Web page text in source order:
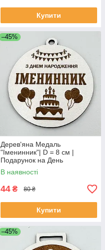
Купити
–45%
Дерев'яна Медаль
"Іменинник"| D = 8 см |
Подарунок на День
Народження
В наявності
44 ₴ 80 ₴
Купити
–45%